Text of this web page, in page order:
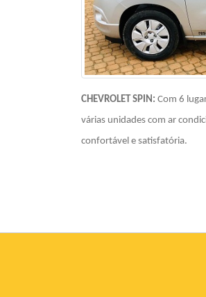
CHEVROLET SPIN: Com 6
várias unidades com ar
confortável e satisfatória.